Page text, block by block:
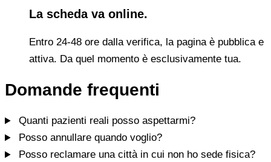
La scheda va online.
Entro 24-48 ore dalla verifica, la pagina è pubblica e
attiva. Da quel momento è esclusivamente tua.
Domande frequenti
Quanti pazienti reali posso aspettarmi?
Posso annullare quando voglio?
Posso reclamare una città in cui non ho sede fisica?